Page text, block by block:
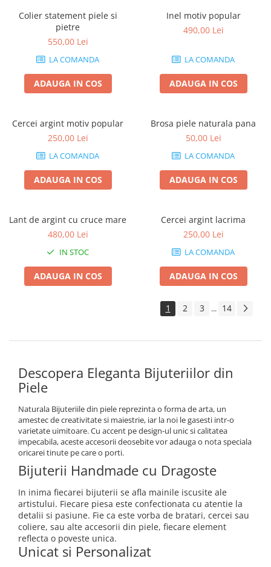
Colier statement piele si
pietre
550,00 Lei
LA COMANDA
ADAUGA IN COS
Inel motiv popular
490,00 Lei
LA COMANDA
ADAUGA IN COS
Cercei argint motiv popular
250,00 Lei
LA COMANDA
ADAUGA IN COS
Brosa piele naturala pana
50,00 Lei
LA COMANDA
ADAUGA IN COS
Lant de argint cu cruce mare
480,00 Lei
IN STOC
ADAUGA IN COS
Cercei argint lacrima
250,00 Lei
LA COMANDA
ADAUGA IN COS
1 2 3 ... 14
Descopera Eleganta Bijuteriilor din
Piele
Naturala Bijuteriile din piele reprezinta o forma de arta, un
amestec de creativitate si maiestrie, iar la noi le gasesti intr-o
varietate uimitoare. Cu accent pe design-ul unic si calitatea
impecabila, aceste accesorii deosebite vor adauga o nota speciala
oricarei tinute pe care o porti.
Bijuterii Handmade cu Dragoste
In inima fiecarei bijuterii se afla mainile iscusite ale
artistului. Fiecare piesa este confectionata cu atentie la
detalii si pasiune. Fie ca este vorba de bratari, cercei sau
coliere, sau alte accesorii din piele, fiecare element
reflecta o poveste unica.
Unicat si Personalizat